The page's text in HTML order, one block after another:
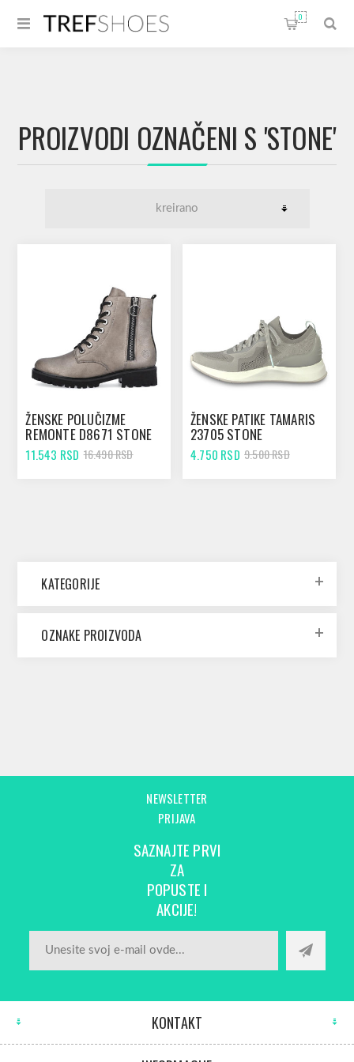
0
PROIZVODI OZNAČENI S 'STONE'
ŽENSKE POLUČIZME
REMONTE D8671 STONE
11.543 RSD 16.490 RSD
ŽENSKE PATIKE TAMARIS
23705 STONE
4.750 RSD 9.500 RSD
KATEGORIJE
OZNAKE PROIZVODA
NEWSLETTER
PRIJAVA
SAZNAJTE PRVI
ZA
POPUSTE I
AKCIJE!
KONTAKT